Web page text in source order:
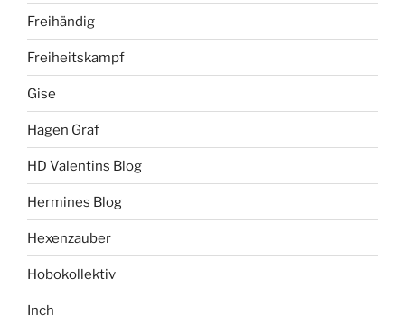
Freihändig
Freiheitskampf
Gise
Hagen Graf
HD Valentins Blog
Hermines Blog
Hexenzauber
Hobokollektiv
Inch